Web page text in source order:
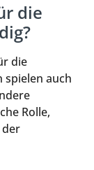
die
die
spielen auch
Rolle,
der